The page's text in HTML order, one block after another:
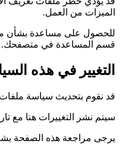
الميزات من العمل.
للحصول على مساعدة بشأن
قسم المساعدة في متصفحك.
التغيير في هذه
قد نقوم بتحديث سياسة
سيتم نشر التغييرات هنا مع
يرجى مراجعة هذه الصفحة